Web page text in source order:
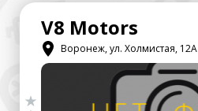
V8 Motors
Воронеж, ул. Холмистая, 12А